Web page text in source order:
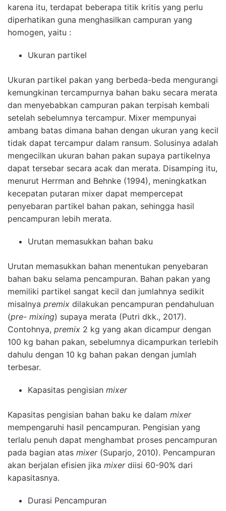
karena itu, terdapat beberapa titik kritis yang perlu
diperhatikan guna menghasilkan campuran yang
homogen, yaitu :
Ukuran partikel
Ukuran partikel pakan yang berbeda-beda mengurangi
kemungkinan tercampurnya bahan baku secara merata
dan menyebabkan campuran pakan terpisah kembali
setelah sebelumnya tercampur. Mixer mempunyai
ambang batas dimana bahan dengan ukuran yang kecil
tidak dapat tercampur dalam ransum. Solusinya adalah
mengecilkan ukuran bahan pakan supaya partikelnya
dapat tersebar secara acak dan merata. Disamping itu,
menurut Herrman and Behnke (1994), meningkatkan
kecepatan putaran mixer dapat mempercepat
penyebaran partikel bahan pakan, sehingga hasil
pencampuran lebih merata.
Urutan memasukkan bahan baku
Urutan memasukkan bahan menentukan penyebaran
bahan baku selama pencampuran. Bahan pakan yang
memiliki partikel sangat kecil dan jumlahnya sedikit
misalnya premix dilakukan pencampuran pendahuluan
(pre- mixing) supaya merata (Putri dkk., 2017).
Contohnya, premix 2 kg yang akan dicampur dengan
100 kg bahan pakan, sebelumnya dicampurkan terlebih
dahulu dengan 10 kg bahan pakan dengan jumlah
terbesar.
Kapasitas pengisian mixer
Kapasitas pengisian bahan baku ke dalam mixer
mempengaruhi hasil pencampuran. Pengisian yang
terlalu penuh dapat menghambat proses pencampuran
pada bagian atas mixer (Suparjo, 2010). Pencampuran
akan berjalan efisien jika mixer diisi 60-90% dari
kapasitasnya.
Durasi Pencampuran